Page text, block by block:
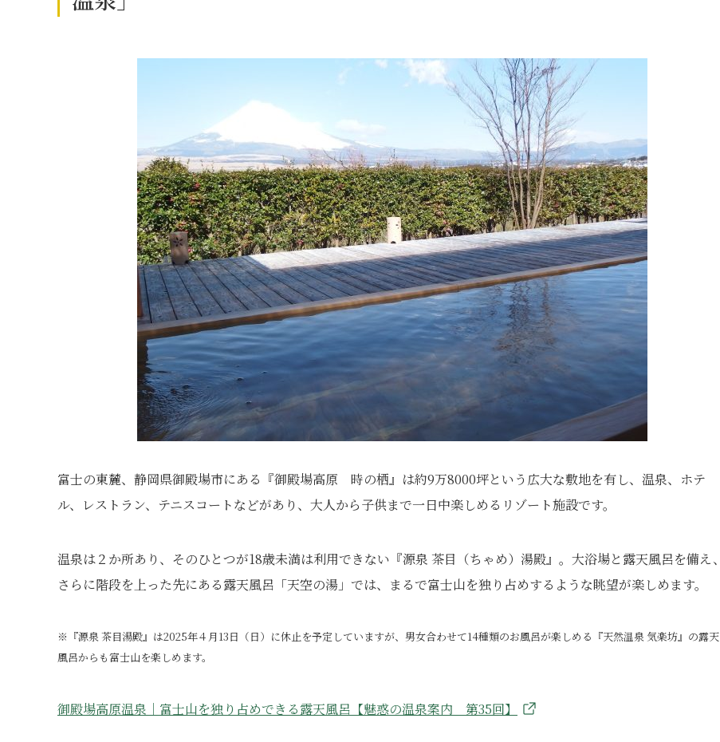
富士の東麓、静岡県御殿場市にある『御殿場高原 時の栖』は約9万8000坪という広大な敷地を有し、温泉、ホテ
ル、レストラン、テニスコートなどがあり、大人から子供まで一日中楽しめるリゾート施設です。
温泉は２か所あり、そのひとつが18歳未満は利用できない『源泉 茶目（ちゃめ）湯殿』。大浴場と露天風呂を備え、
さらに階段を上った先にある露天風呂「天空の湯」では、まるで富士山を独り占めするような眺望が楽しめます。
※『源泉 茶目湯殿』は2025年４月13日（日）に休止を予定していますが、男女合わせて14種類のお風呂が楽しめる『天然温泉 気楽坊』の露天
風呂からも富士山を楽しめます。
御殿場高原温泉｜富士山を独り占めできる露天風呂【魅惑の温泉案内 第35回】